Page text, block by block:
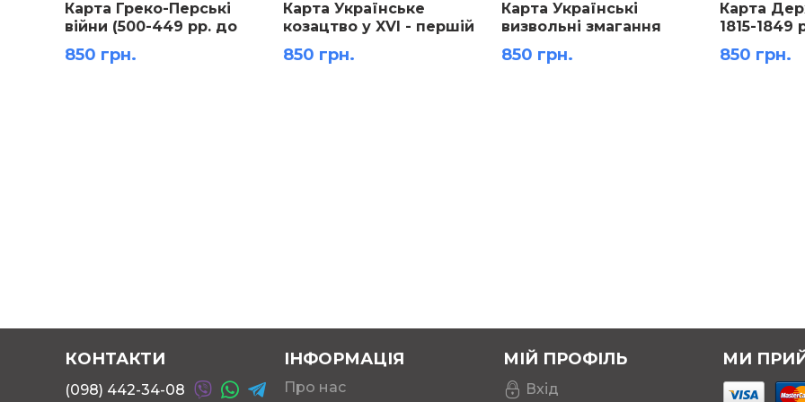
Карта Греко-Перські
війни (500-449 рр. до
н.е.) ламінована м-б 1:
800 000 розмір 144х106
850 грн.
Карта Українське
козацтво у XVI - першій
половині XVII століття
м-б 1:1 500 000 розмір
850 грн.
Карта Українські
визвольні змагання
(1917-1921 рр.). Доба
Центральної Ради
850 грн.
Карта
1815-1849
000
850 грн.
КОНТАКТИ
(098) 442-34-08
ІНФОРМАЦІЯ
Про нас
МІЙ ПРОФІЛЬ
Вхід
МИ